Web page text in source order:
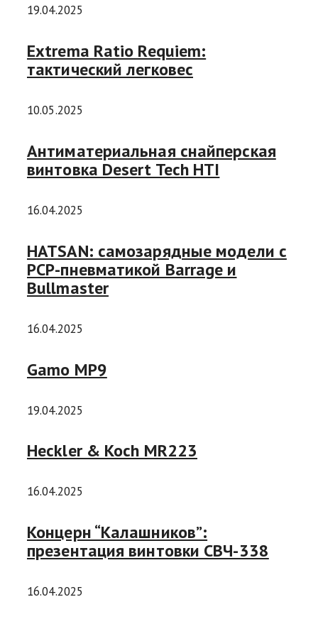
19.04.2025
Extrema Ratio Requiem:
тактический легковес
10.05.2025
Антиматериальная снайперская
винтовка Desert Tech HTI
16.04.2025
HATSAN: самозарядные модели с
РСР-пневматикой Barrage и
Bullmaster
16.04.2025
Gamo MP9
19.04.2025
Heckler & Koch MR223
16.04.2025
Концерн “Калашников”:
презентация винтовки СВЧ-338
16.04.2025